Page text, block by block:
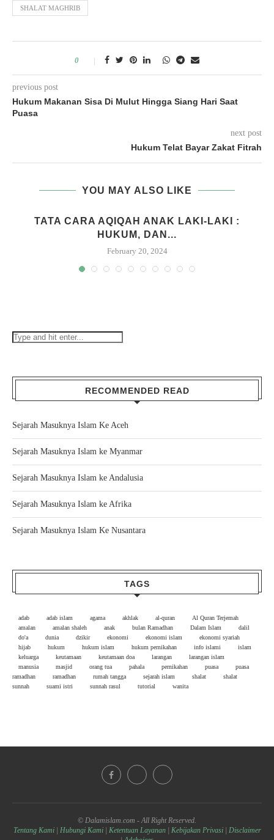
SHALAT MAGHRIB
0
previous post
Hukum Makanan Sisa Di Mulut Hingga Siang Hari Saat
Puasa
next post
Hukum Telat Bayar Zakat Fitrah
YOU MAY ALSO LIKE
TATA CARA AQIQAH ANAK LAKI-LAKI :
HUKUM, DAN...
February 20, 2024
RECOMMENDED READ
Sejarah Masuknya Islam Ke Aceh
Sejarah Masuknya Islam ke Myanmar
Sejarah Masuknya Islam ke Andalusia
Sejarah Masuknya Islam ke Afrika
Sejarah Masuknya Islam Ke Nusantara
TAGS
adab adab islam agama akhlak al-quran
Al Quran Terjemah
amalan
amalan shaleh anak bulan Ramadhan Dalam Islam
dalil
do'a
dunia dzikir ekonomi ekonomi islam
ekonomi syariah
hijab
hukum hukum islam hukum pernikahan info islami
islam
keluarga
keutamaan keutamaan doa larangan
larangan islam
manusia
masjid orang tua pahala pernikahan puasa
puasa
ramadhan
ramadhan rumah tangga sejarah islam shalat
shalat
sunnah
suami istri sunnah rasul tutorial wanita
© Dalamislam.com - All Right Reserved.
Tentang Kami
Hubungi Kami| Ketentuan Layanan| Kebijakan Privasi| Disclaimer